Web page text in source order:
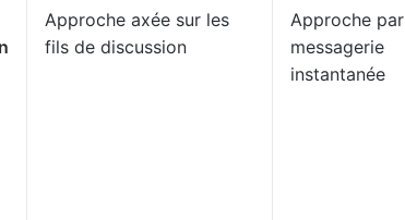
Approche axée sur les
fils de discussion
Approche par
messagerie
instantanée